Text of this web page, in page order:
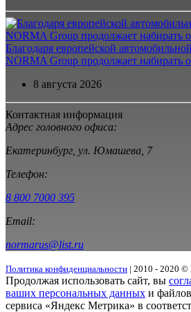
Благодаря европейской
NORMA Group продолжает набирать
8 августа 2026
Контактная информация
Адрес головного офиса:
Екатеринбург, ул. Юмашева, 7
Телефон:
8 800 7000 395
Email:
normarus@list.ru
Политика конфиденциальности | 2010 - 2020
Продолжая использовать сайт, вы
ваших персональных данных и
сервиса «Яндекс Метрика» в